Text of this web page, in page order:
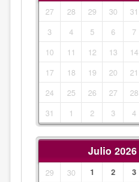
27 28 29 30 31
3
4 5 6 7
10
11 12 13 14
17
18 19 20 21
24
25 26 27 28
31
1 2 3 4
Julio 2026
29 30 1 2 3